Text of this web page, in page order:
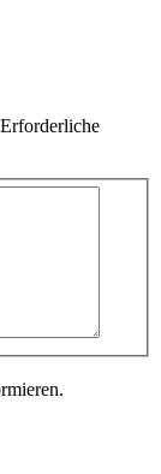
Erforderliche